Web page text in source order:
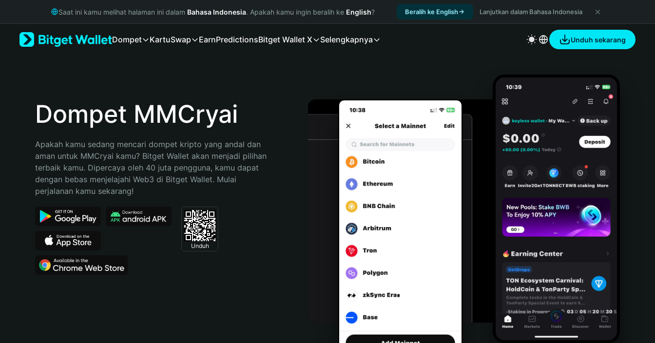
Русский
Bahasa Indonesia
Español (Argentina)
Saat ini kamu melihat halaman ini dalam Bahasa Indonesia. Apakah kamu ingin beralih ke English? Beralih ke English Lanjutkan dalam Bahasa Indonesia
Dompet KartuSwap EarnPredictionsBitget Wallet X Selengkapnya Unduh sekarang
Dompet MMCryai
Apakah kamu sedang mencari dompet kripto yang andal dan
aman untuk MMCryai kamu? Bitget Wallet akan menjadi pilihan
terbaik kamu. Dipercaya oleh 40 juta pengguna, kamu dapat
dengan bebas menjelajahi Web3 di Bitget Wallet. Mulai
perjalanan kamu sekarang!
Unduh